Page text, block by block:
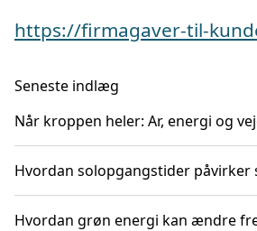
https://firmagaver-til-
Seneste indlæg
Når kroppen heler: Ar, energi og
Hvordan solopgangstider
Hvordan grøn energi kan ændre